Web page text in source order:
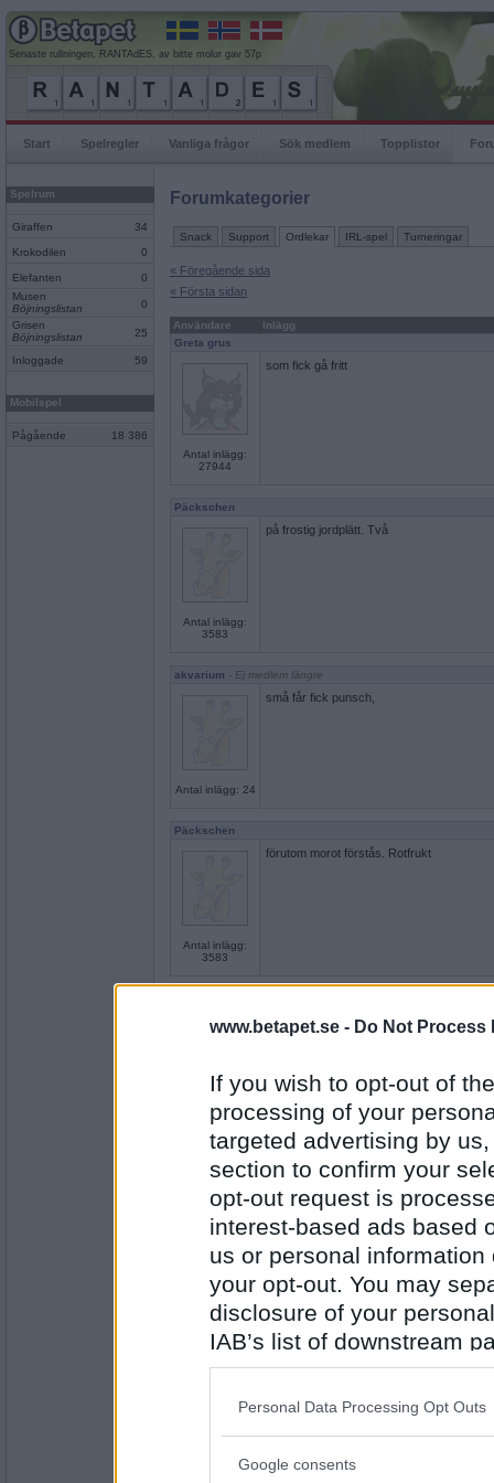
www.betapet.se - Do Not Process
If you wish to opt-out of
processing of your
targeted advertising by
section to confirm your
opt-out request is
interest-based ads based
us or personal
your opt-out. You may
disclosure of your
IAB’s list of downstream
also be disclosed by us
Downstream Participants
Please note that this
Personal Data Processing Opt Outs
Google consents
Senaste rullningen, RANTAdES, av bitte molur gav 57p
Start Spelregler Vanliga frågor Sök medlem Topplistor
Spelrum
Giraffen 34
Krokodilen 0
Elefanten
0
Musen
Böjningslistan
0
Grisen
Böjningslistan
25
Inloggade 59
Mobilspel
Pågående 18 386
Forumkategorier
Snack Support Ordlekar IRL-spel Turneringar
« Föregående sida
« Första sidan
Användare
Inlägg
Greta grus
Antal inlägg:
27944
som fick gå fritt
Päckschen
Antal inlägg:
3583
på frostig jordplätt. Två
akvarium - Ej medlem längre
Antal inlägg: 24
små får fick punsch,
Päckschen
Antal inlägg:
3583
förutom morot förstås. Rotfrukt
Antal inlägg:
27944
till frukost och lunch
Antal inlägg: 438
Greta grus
Antal inlägg:
sånt käk ständigt åts